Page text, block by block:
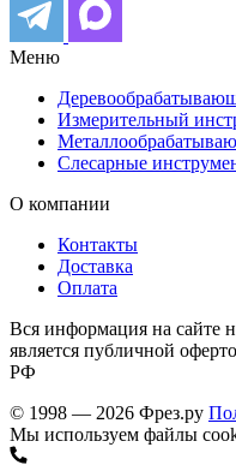
Меню
Измерительный
Слесарные
О компании
Контакты
Доставка
Оплата
Вся информация на сайте
является публичной
РФ
© 1998 — 2026 Фрез.ру
Мы используем файлы